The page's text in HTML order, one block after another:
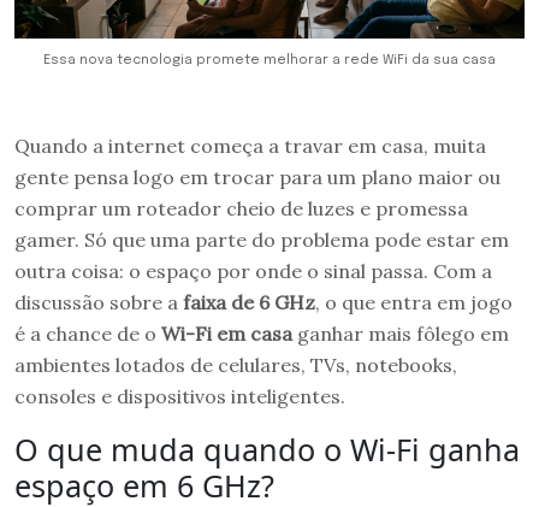
Essa nova tecnologia promete melhorar a rede WiFi da sua casa
Quando a internet começa a travar em casa, muita
gente pensa logo em trocar para um plano maior ou
comprar um roteador cheio de luzes e promessa
gamer. Só que uma parte do problema pode estar em
outra coisa: o espaço por onde o sinal passa. Com a
discussão sobre a faixa de 6 GHz, o que entra em jogo
é a chance de o Wi-Fi em casa ganhar mais fôlego em
ambientes lotados de celulares, TVs, notebooks,
consoles e dispositivos inteligentes.
O que muda quando o Wi-Fi ganha
espaço em 6 GHz?